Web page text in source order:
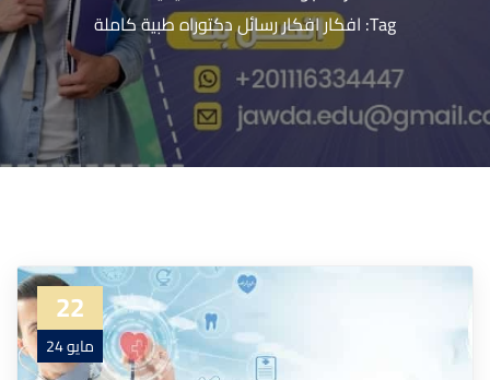
Tag: افكار افكار رسائل دكتوراه طبية كاملة
22
مايو 24